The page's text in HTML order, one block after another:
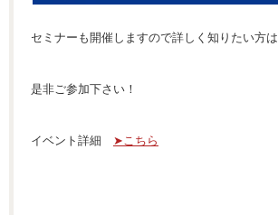
セミナーも開催しますので詳しく知りたい方は
是非ご参加下さい！
イベント詳細 ➤こちら